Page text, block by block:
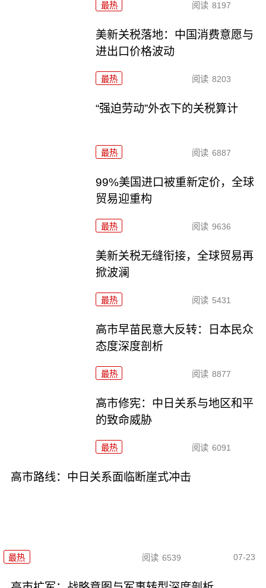
最热 阅读 8197
美新关税落地：中国消费意愿与
进出口价格波动
最热 阅读 8203
“强迫劳动”外衣下的关税算计
最热 阅读 6887
99%美国进口被重新定价，全球
贸易迎重构
最热 阅读 9636
美新关税无缝衔接，全球贸易再
掀波澜
最热 阅读 5431
高市早苗民意大反转：日本民众
态度深度剖析
最热 阅读 8877
高市修宪：中日关系与地区和平
的致命威胁
最热 阅读 6091
高市路线：中日关系面临断崖式冲击
最热 阅读 6539 07-23